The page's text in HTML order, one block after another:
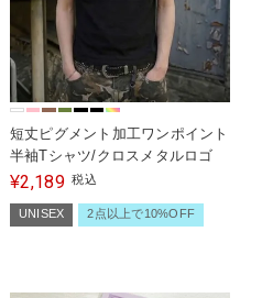
短丈ピグメント加工ワンポイント
半袖Tシャツ/クロスメタルロゴ
¥2,189 税込
UNISEX 2点以上で10%OFF